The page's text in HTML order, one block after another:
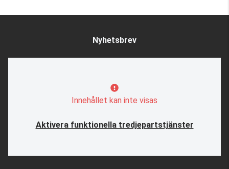
Nyhetsbrev
Innehållet kan inte visas
Aktivera funktionella tredjepartstjänster